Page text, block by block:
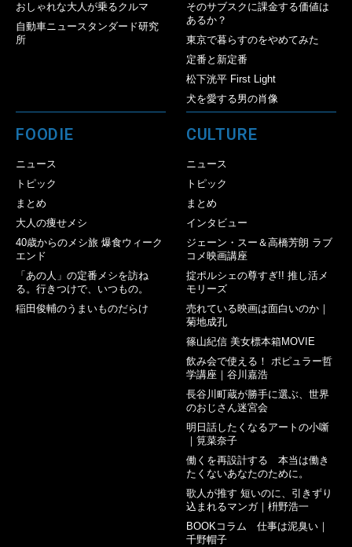
おしゃれな大人が乗るクルマ
自動車ニュースタンダード研究
所
そのサブスクに課金する価値は
あるか？
東京で暮らすのをやめてみた
定番と新定番
松下洸平 First Light
犬を愛する男の肖像
FOODIE
ニュース
トピック
まとめ
大人の痩せメシ
40歳からのメシ旅 爆食ウィーク
エンド
「あの人」の定番メシを訪ね
る。行きつけで、いつもの。
稲田俊輔のうまいものだらけ
CULTURE
ニュース
トピック
まとめ
インタビュー
ジェーン・スー＆高橋芳朗 ラブ
コメ映画講座
掟ポルシェの尊すぎ!! 推し活メ
モリーズ
売れている映画は面白いのか｜
菊地成孔
篠山紀信 美女標本箱MOVIE
飲み会で使える！ ポピュラー哲
学講座｜谷川嘉浩
長谷川町蔵が勝手に選ぶ、世界
のおじさん迷宮会
明日話したくなるアートの小噺
｜筧菜奈子
働くを再設計する 本当は働き
たくないあなたのために。
歌人が推す 短いのに、引きずり
込まれるマンガ｜枡野浩一
BOOKコラム 仕事は泥臭い｜
千野帽子